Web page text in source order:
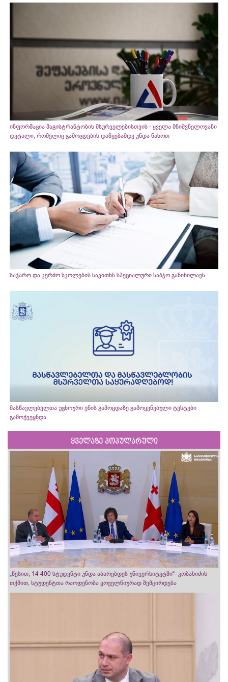
ინფორმაცია მაგისტრანტობის მსურველებისთვის - ყველა მნიშვნელოვანი
დეტალი, რომელიც გამოცდების დაწყებამდე უნდა ნახოთ
საჯარო და კერძო სკოლების საკითხს სპეციალური საბჭო განიხილავს
მასწავლებელთა უცხოური ენის გამოცდაზე გამოყენებული ტესტები
გამოქვეყნდა
ყველაზე პოპულარული
„წესით, 14 400 სტუდენტი უნდა აბარებდეს უნივერსიტეტში“- კობახიძის
თქმით, სტუდენტთა რაოდენობა ყოველწიურად შემცირდება